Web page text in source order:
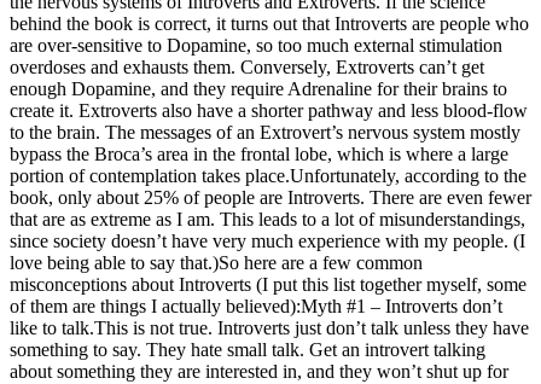
behind the book is correct, it turns out that Introverts are people who
are over-sensitive to Dopamine, so too much external stimulation
overdoses and exhausts them. Conversely, Extroverts can’t get
enough Dopamine, and they require Adrenaline for their brains to
create it. Extroverts also have a shorter pathway and less blood-flow
to the brain. The messages of an Extrovert’s nervous system mostly
bypass the Broca’s area in the frontal lobe, which is where a large
portion of contemplation takes place.Unfortunately, according to the
book, only about 25% of people are Introverts. There are even fewer
that are as extreme as I am. This leads to a lot of misunderstandings,
since society doesn’t have very much experience with my people. (I
love being able to say that.)So here are a few common
misconceptions about Introverts (I put this list together myself, some
of them are things I actually believed):Myth #1 – Introverts don’t
like to talk.This is not true. Introverts just don’t talk unless they have
something to say. They hate small talk. Get an introvert talking
about something they are interested in, and they won’t shut up for